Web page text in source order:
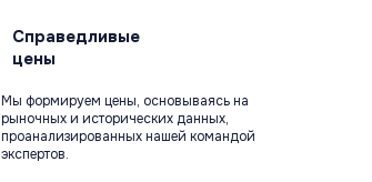
Справедливые
цены
Мы формируем цены, основываясь на
рыночных и исторических данных,
проанализированных нашей командой
экспертов.